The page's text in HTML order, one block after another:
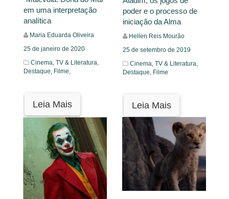
em uma interpretação
analítica
Maria Eduarda Oliveira
25 de janeiro de 2020
Cinema, TV & Literatura,
Destaque, Filme,
Leia Mais
poder e o processo de
iniciação da Alma
Hellen Reis Mourão
25 de setembro de 2019
Cinema, TV & Literatura,
Destaque, Filme
Leia Mais